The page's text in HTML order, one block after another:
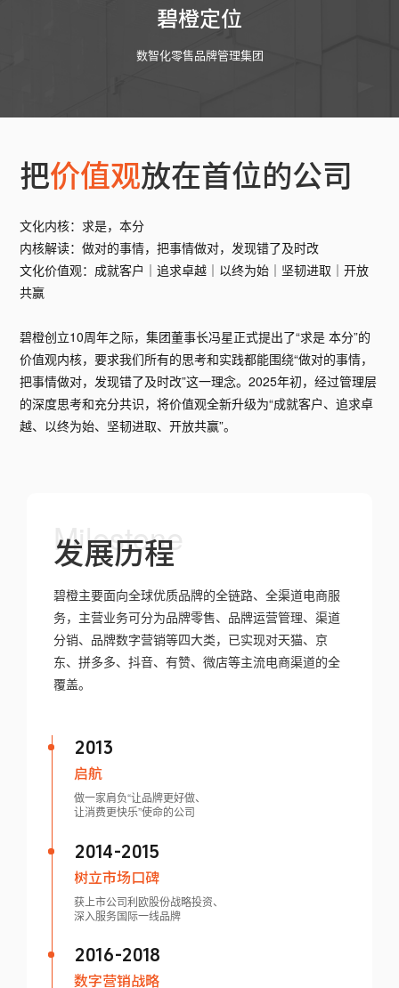
碧橙定位
数智化零售品牌管理集团
把价值观放在首位的公司
文化内核：求是，本分
内核解读：做对的事情，把事情做对，发现错了及时改
文化价值观：成就客户｜追求卓越｜以终为始｜坚韧进取｜开放
共赢
碧橙创立10周年之际，集团董事长冯星正式提出了“求是 本分”的
价值观内核，要求我们所有的思考和实践都能围绕“做对的事情，
把事情做对，发现错了及时改”这一理念。2025年初，经过管理层
的深度思考和充分共识，将价值观全新升级为“成就客户、追求卓
越、以终为始、坚韧进取、开放共赢”。
Milestone
发展历程
碧橙主要面向全球优质品牌的全链路、全渠道电商服
务，主营业务可分为品牌零售、品牌运营管理、渠道
分销、品牌数字营销等四大类，已实现对天猫、京
东、拼多多、抖音、有赞、微店等主流电商渠道的全
覆盖。
2013
启航
做一家肩负“让品牌更好做、
让消费更快乐”使命的公司
2014-2015
树立市场口碑
获上市公司利欧股份战略投资、
深入服务国际一线品牌
2016-2018
数字营销战略